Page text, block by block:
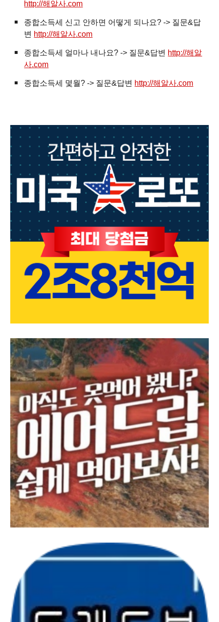
http://해알사.com
종합소득세 신고 안하면 어떻게 되나요? -> 질문&답
변 http://해알사.com
종합소득세 얼마나 내나요? -> 질문&답변 http://해알
사.com
종합소득세 몇월? -> 질문&답변 http://해알사.com